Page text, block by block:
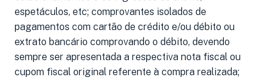
espetáculos, etc; comprovantes isolados de
pagamentos com cartão de crédito e/ou débito ou
extrato bancário comprovando o débito, devendo
sempre ser apresentada a respectiva nota fiscal ou
cupom fiscal original referente à compra realizada;